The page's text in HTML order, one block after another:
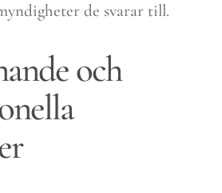
de svarar till.
och